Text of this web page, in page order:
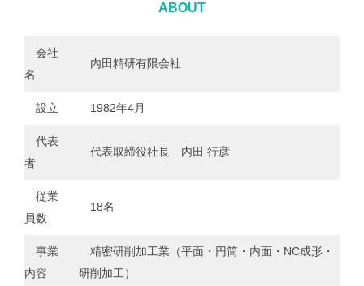
ABOUT
会社
名
内田精研有限会社
設立 1982年4月
代表
者
代表取締役社長 内田 行彦
従業
員数
18名
事業
内容
精密研削加工業（平面・円筒・内面・NC成形・
研削加工）